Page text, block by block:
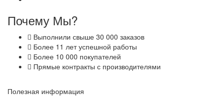
Почему Мы?
Выполнили свыше 30 000 заказов
Более 11 лет успешной работы
Более 10 000 покупателей
Прямые контракты с производителями
Полезная информация